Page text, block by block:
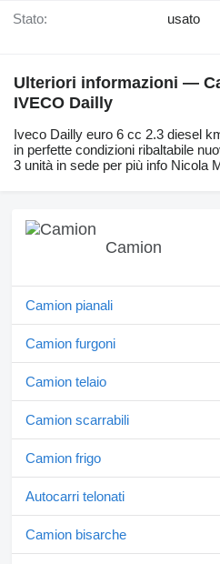
Stato: usato
Ulteriori informazioni —
IVECO Dailly
Iveco Dailly euro 6 cc 2.3 diesel
in perfette condizioni ribaltabile
3 unità in sede per più info Nicola
Camion
Camion pianali
Camion furgoni
Camion telaio
Camion scarrabili
Camion frigo
Autocarri telonati
Camion bisarche